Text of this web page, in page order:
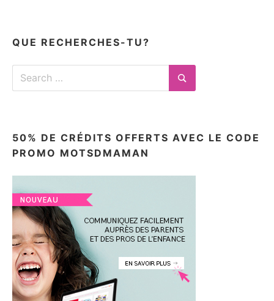
QUE RECHERCHES-TU?
Search
Search
50% DE CRÉDITS OFFERTS AVEC LE CODE
PROMO MOTSDMAMAN